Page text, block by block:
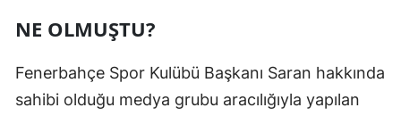
NE OLMUŞTU?
Fenerbahçe Spor Kulübü Başkanı Saran hakkında
sahibi olduğu medya grubu aracılığıyla yapılan